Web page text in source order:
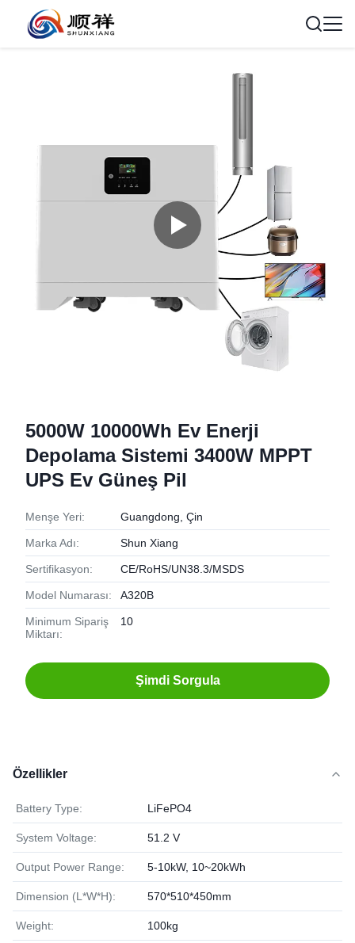
5000W 10000Wh Ev Enerji
Depolama Sistemi 3400W MPPT
UPS Ev Güneş Pil
Menşe Yeri: Guangdong, Çin
Marka Adı: Shun Xiang
Sertifikasyon: CE/RoHS/UN38.3/MSDS
Model Numarası: A320B
Minimum Sipariş
Miktarı:
10
Şimdi Sorgula
Özellikler
Battery Type: LiFePO4
System Voltage: 51.2 V
Output Power Range: 5-10kW, 10~20kWh
Dimension (L*W*H): 570*510*450mm
Weight: 100kg